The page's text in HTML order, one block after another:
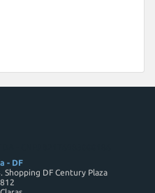
- DF
Shopping DF Century Plaza